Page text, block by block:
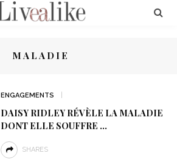
MALADIE
ENGAGEMENTS
DAISY RIDLEY RÉVÈLE LA MALADIE
DONT ELLE SOUFFRE …
SHARES